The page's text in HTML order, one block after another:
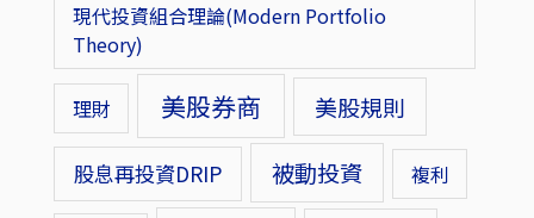
現代投資組合理論(Modern Portfolio
Theory)
理財 美股券商 美股規則
股息再投資DRIP 被動投資 複利